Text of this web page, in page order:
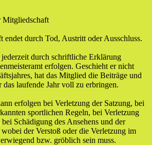
durch Tod, Austritt oder Ausschluss.
durch schriftliche Erklärung
erfolgen. Geschieht er nicht
hat das Mitglied die Beiträge und
laufende Jahr voll zu erbringen.
erfolgen bei Verletzung der Satzung, bei
sportlichen Regeln, bei Verletzung
Schädigung des Ansehens und der
wobei der Verstoß oder die Verletzung im
bzw. gröblich sein muss.